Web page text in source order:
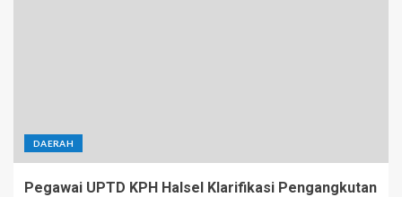
DAERAH
Pegawai UPTD KPH Halsel Klarifikasi Pengangkutan